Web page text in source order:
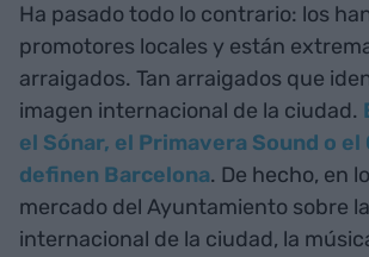
Ha pasado todo lo contrario: los
promotores locales y están
arraigados. Tan arraigados que
imagen internacional de la ciudad.
el Sónar, el Primavera Sound o el
definen Barcelona. De hecho, en
mercado del Ayuntamiento sobre
internacional de la ciudad, la